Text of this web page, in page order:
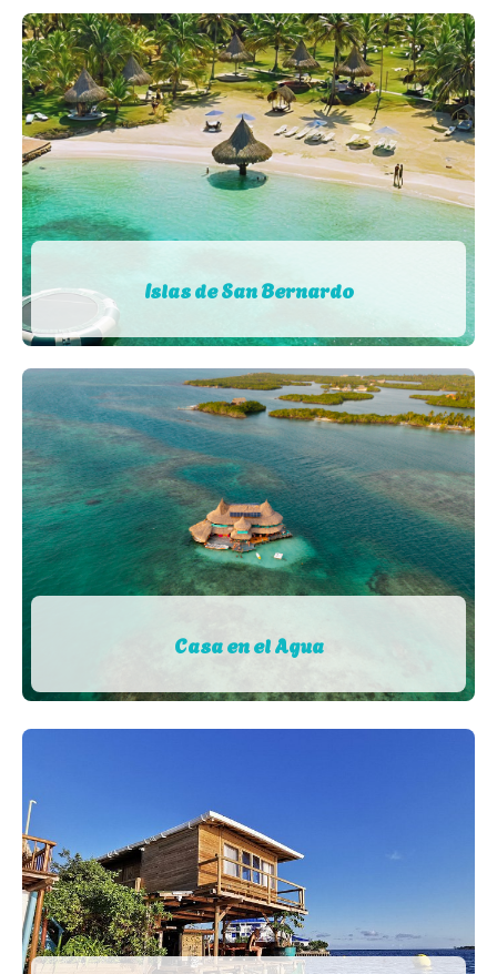
Islas de San Bernardo
Casa en el Agua